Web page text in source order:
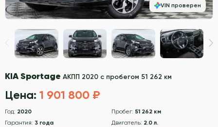
KIA Sportage АКПП 2020 с пробегом 51 262 км
Цена: 1 901 800 ₽
Год: 2020 Пробег: 51 262 км
Гарантия: 3 года Двигатель: 2.0 л.
VIN проверен